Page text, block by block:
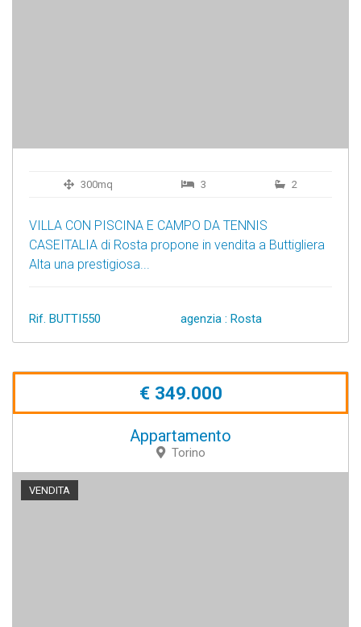
300mq 3 2
VILLA CON PISCINA E CAMPO DA TENNIS
CASEITALIA di Rosta propone in vendita a Buttigliera
Alta una prestigiosa...
Rif. BUTTI550 agenzia : Rosta
€ 349.000
Appartamento
Torino
VENDITA